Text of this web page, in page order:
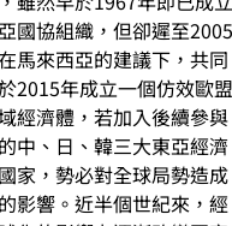
國協組織，但卻遲至2005
馬來西亞的建議下，共同
2015年成立一個仿效歐
經濟體，若加入後續參與
中、日、韓三大東亞經濟
家，勢必對全球局勢造成
影響。近半個世紀來，經